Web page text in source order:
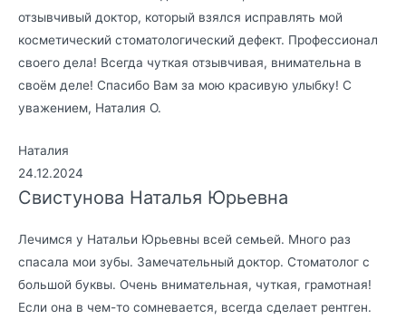
отзывчивый доктор, который взялся исправлять мой
косметический стоматологический дефект. Профессионал
своего дела! Всегда чуткая отзывчивая, внимательна в
своём деле! Спасибо Вам за мою красивую улыбку! С
уважением, Наталия О.
Наталия
24.12.2024
Свистунова Наталья Юрьевна
Лечимся у Натальи Юрьевны всей семьей. Много раз
спасала мои зубы. Замечательный доктор. Стоматолог с
большой буквы. Очень внимательная, чуткая, грамотная!
Если она в чем-то сомневается, всегда сделает рентген.